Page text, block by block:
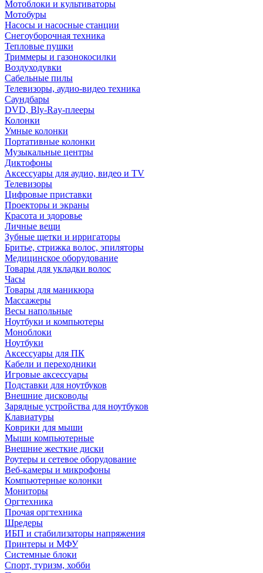
Мотоблоки и культиваторы
Мотобуры
Насосы и насосные станции
Снегоуборочная техника
Тепловые пушки
Триммеры и газонокосилки
Воздуходувки
Сабельные пилы
Телевизоры, аудио-видео техника
Саундбары
DVD, Bly-Ray-плееры
Колонки
Умные колонки
Портативные колонки
Музыкальные центры
Диктофоны
Аксессуары для аудио, видео и TV
Телевизоры
Цифровые приставки
Проекторы и экраны
Красота и здоровье
Личные вещи
Зубные щетки и ирригаторы
Бритье, стрижка волос, эпиляторы
Медицинское оборудование
Товары для укладки волос
Часы
Товары для маникюра
Массажеры
Весы напольные
Ноутбуки и компьютеры
Моноблоки
Ноутбуки
Аксессуары для ПК
Кабели и переходники
Игровые аксессуары
Подставки для ноутбуков
Внешние дисководы
Зарядные устройства для ноутбуков
Клавиатуры
Коврики для мыши
Мыши компьютерные
Внешние жесткие диски
Роутеры и сетевое оборудование
Веб-камеры и микрофоны
Компьютерные колонки
Мониторы
Оргтехника
Прочая оргтехника
Шредеры
ИБП и стабилизаторы напряжения
Принтеры и МФУ
Системные блоки
Спорт, туризм, хобби